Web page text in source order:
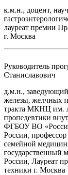
к.м.н., доцент,
лауреат премии
г. Москва
Руководитель
Станиславович
д.м.н.,
железы, желчных
тракта МКНЦ им.
пропедевтики
ФГБОУ ВО
России,
семейной
государственный
России, Лауреат
техники г. Москва